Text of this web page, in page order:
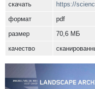
скачать
https://
формат
pdf
размер
70,6 МБ
качество